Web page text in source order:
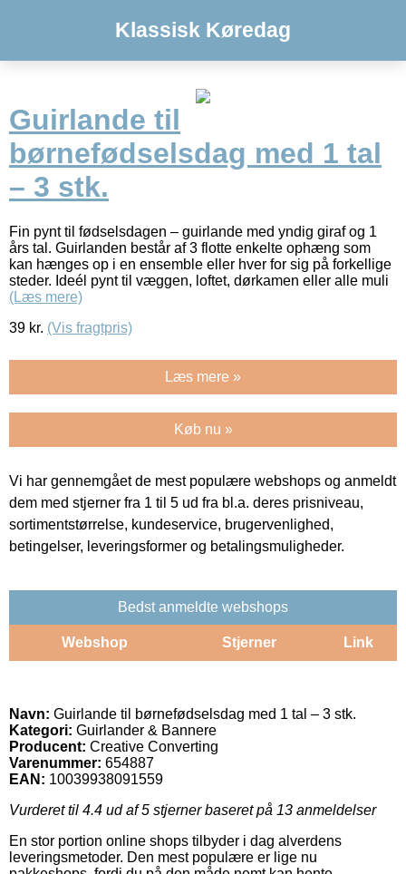
Klassisk Køredag
Guirlande til
børnefødselsdag med 1 tal
– 3 stk.
Fin pynt til fødselsdagen – guirlande med yndig giraf og 1
års tal. Guirlanden består af 3 flotte enkelte ophæng som
kan hænges op i en ensemble eller hver for sig på forkellige
steder. Ideél pynt til væggen, loftet, dørkamen eller alle muli
(Læs mere)
39 kr. (Vis fragtpris)
Læs mere »
Køb nu »
Vi har gennemgået de mest populære webshops og anmeldt
dem med stjerner fra 1 til 5 ud fra bl.a. deres prisniveau,
sortimentstørrelse, kundeservice, brugervenlighed,
betingelser, leveringsformer og betalingsmuligheder.
Bedst anmeldte webshops
Webshop Stjerner Link
Navn: Guirlande til børnefødselsdag med 1 tal – 3 stk.
Kategori: Guirlander & Bannere
Producent: Creative Converting
Varenummer: 654887
EAN: 10039938091559
Vurderet til 4.4 ud af 5 stjerner baseret på 13 anmeldelser
En stor portion online shops tilbyder i dag alverdens
leveringsmetoder. Den mest populære er lige nu